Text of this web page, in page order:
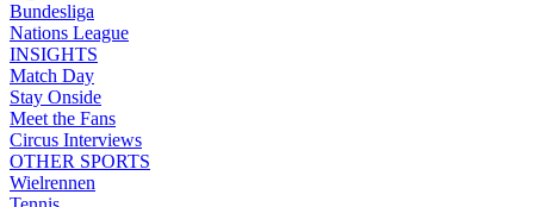
Bundesliga
Nations League
INSIGHTS
Match Day
Stay Onside
Meet the Fans
Circus Interviews
OTHER SPORTS
Wielrennen